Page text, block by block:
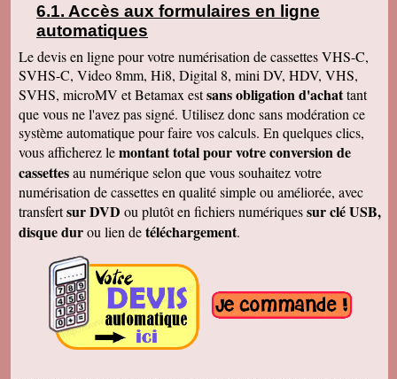
Nous sommes ravis et très émus de revoir tout
ce passé, ces images de nos filles petites, il y
a plus de 20 ans, et de notre mariage... Merci
infiniment. Bien cordialement PS / je ne
manquerai pas de recommander votre
entreprise.
J'ai bien reçu la K7 et les DVD, c'est parfait.
Merci
Cécile B.
J'ai bien reçu le DVD et le son est parfait. Je
vous remercie de vos efforts. Bien cordialement
Bernard D.
Bien reçu votre COLIS - Travail fénoménal que
j'ai eu peur d'entreprendre !!!!!!!!!!!!! Le disque
DUR et les CD/DVD fonctionnement
parfaitement ........ Je vais entreprendre
pour........ NOEL 3 copies. pour mes 3 enfants
de 1980 à ce jour . MERCI MERCI MERCI Je
vais communiquer vos coordonnées à mon
entourage...
Véronique F.
Accès aux formulaires en ligne
automatiques
Le devis en ligne pour votre numérisation de cassettes VHS-C,
SVHS-C, Video 8mm, Hi8, Digital 8, mini DV, HDV, VHS,
SVHS, microMV et Betamax estsans obligation d'achattant
que vous ne l'avez pas signé. Utilisez donc sans modération ce
système automatique pour faire vos calculs. En quelques clics,
vous afficherez lemontant total pour votre conversion de
cassettesau numérique selon que vous souhaitez votre
numérisation de cassettes en qualité simple ou améliorée, avec
transfertsur DVD ou plutôt en fichiers numériquessur clé USB,
disque durou lien detéléchargement.